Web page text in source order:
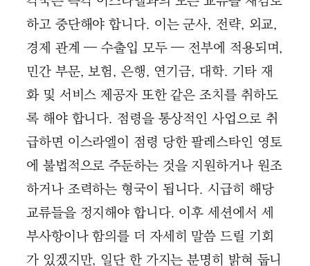
하고 중단해야 합니다. 이는 군사, 전략, 외교,
경제 관계 — 수출입 모두 — 전부에 적용되며,
민간 부문, 보험, 은행, 연기금, 대학. 기타 재
화 및 서비스 제공자 또한 같은 조치를 취하도
록 해야 합니다. 점령을 통상적인 사업으로 취
급하면 이스라엘이 점령 당한 팔레스타인 영토
에 불법적으로 주둔하는 것을 지원하거나 원조
하거나 조력하는 형국이 됩니다. 시급히 해당
교류들을 정지해야 합니다. 이후 세션에서 세
부사항이나 함의를 더 자세히 말씀 드릴 기회
가 있겠지만, 일단 한 가지는 분명히 밝혀 둡니